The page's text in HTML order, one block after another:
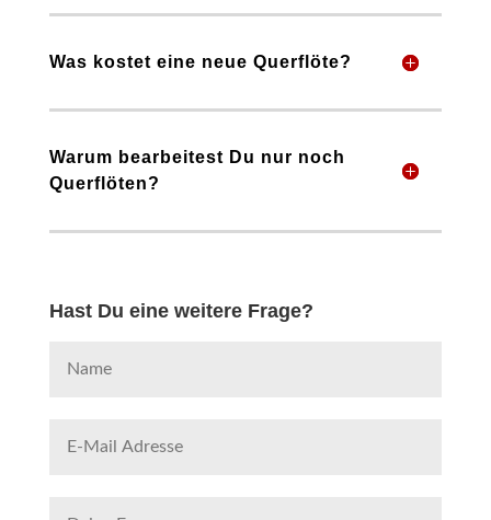
Was kostet eine neue Querflöte?
Warum bearbeitest Du nur noch
Querflöten?
Hast Du eine weitere Frage?